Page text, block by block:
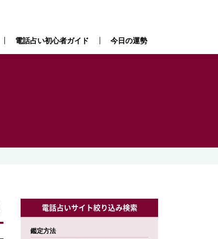
電話占い初心者ガイド 今日の運勢
電話占いサイト絞り込み検索
鑑定方法